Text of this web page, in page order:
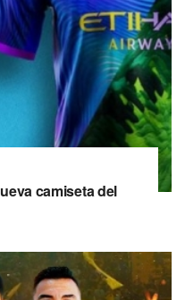
camiseta del